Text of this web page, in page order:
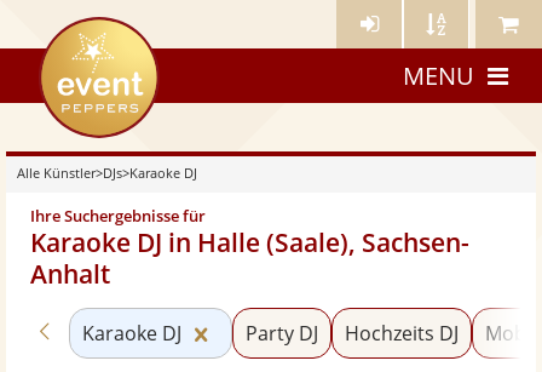
Künstler- Künstler Meine
eventpeppers
MENU
Alle Künstler>DJs>Karaoke DJ
Ihre Suchergebnisse für
Karaoke DJ in Halle (Saale), Sachsen-
Anhalt
Zurück zu «DJs»
Karaoke DJ Kategorie «Karaoke DJ»
Party DJ Hochzeits DJ